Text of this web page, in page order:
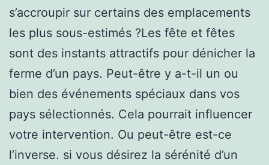
s’accroupir sur certains des emplacements
les plus sous-estimés ?Les fête et fêtes
sont des instants attractifs pour dénicher la
ferme d’un pays. Peut-être y a-t-il un ou
bien des événements spéciaux dans vos
pays sélectionnés. Cela pourrait influencer
votre intervention. Ou peut-être est-ce
l’inverse. si vous désirez la sérénité d’un